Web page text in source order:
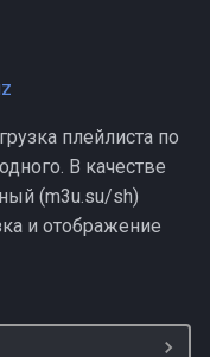
плейлиста по
В качестве
(m3u.su/sh)
и отображение